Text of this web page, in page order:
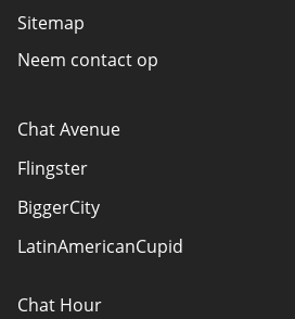
Sitemap
Neem contact op
Chat Avenue
Flingster
BiggerCity
LatinAmericanCupid
Chat Hour